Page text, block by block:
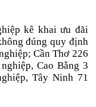
kê khai ưu đãi
đúng quy định
Cần Thơ 226
Cao Bằng 3
Tây Ninh 71